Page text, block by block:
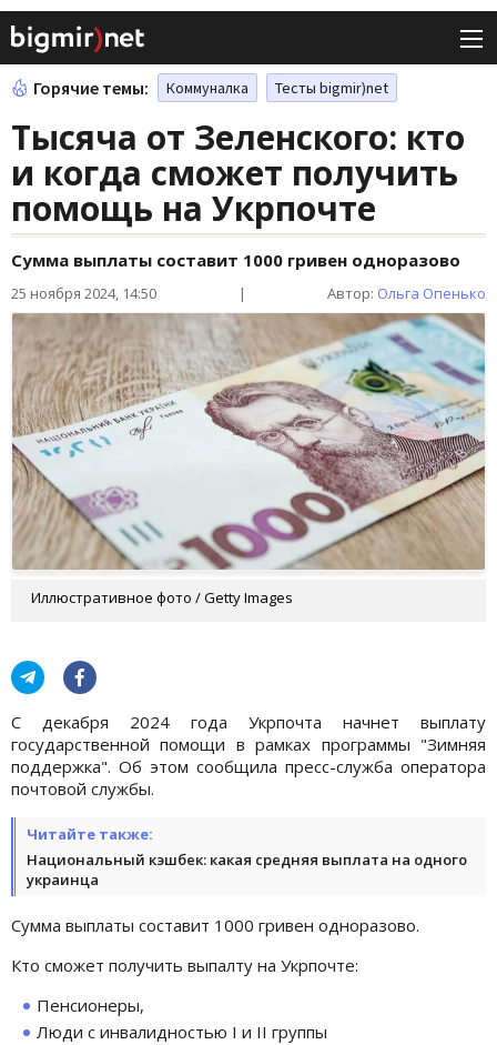
Горячие темы: Коммуналка Тесты bigmir)net
Тысяча от Зеленского: кто
и когда сможет получить
помощь на Укрпочте
Сумма выплаты составит 1000 гривен одноразово
25 ноября 2024, 14:50 | Автор: Ольга Опенько
Иллюстративное фото / Getty Images
С декабря 2024 года Укрпочта начнет выплату
государственной помощи в рамках программы "Зимняя
поддержка". Об этом сообщила пресс-служба оператора
почтовой службы.
Читайте также:
Национальный кэшбек: какая средняя выплата на одного
украинца
Сумма выплаты составит 1000 гривен одноразово.
Кто сможет получить выпалту на Укрпочте:
Пенсионеры,
Люди с инвалидностью I и II группы